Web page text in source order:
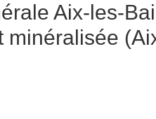
Aix-les-
minéralisée